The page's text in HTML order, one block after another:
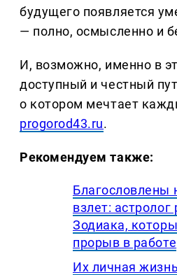
будущего появляется
— полно, осмысленно и
И, возможно, именно в
доступный и честный
о котором мечтает
progorod43.ru.
Рекомендуем также:
Благословлены
взлет:
Зодиака,
прорыв в работе
Их личная